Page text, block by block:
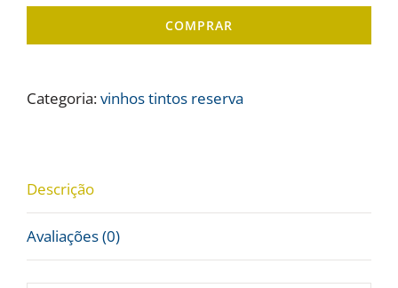
Valmarino
Sangiovese
-
2021
quantidade
COMPRAR
Categoria:vinhos tintos reserva
Descrição
Avaliações (0)